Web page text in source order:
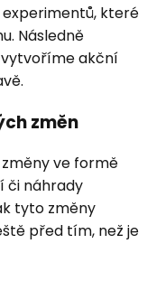
které
Následně
akční
změn
ve formě
či náhrady
tyto změny
před tím, než je